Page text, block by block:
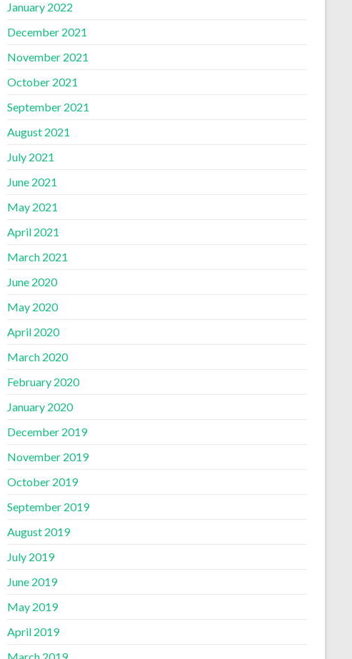
January 2022
December 2021
November 2021
October 2021
September 2021
August 2021
July 2021
June 2021
May 2021
April 2021
March 2021
June 2020
May 2020
April 2020
March 2020
February 2020
January 2020
December 2019
November 2019
October 2019
September 2019
August 2019
July 2019
June 2019
May 2019
April 2019